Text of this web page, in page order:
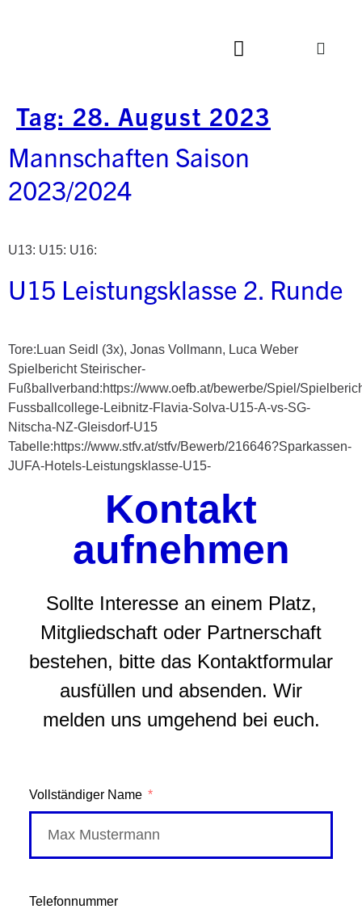
Tag: 28. August 2023
Mannschaften Saison
2023/2024
U13: U15: U16:
U15 Leistungsklasse 2. Runde
Tore:Luan Seidl (3x), Jonas Vollmann, Luca Weber
Spielbericht Steirischer-
Fußballverband:https://www.oefb.at/bewerbe/Spiel/
Fussballcollege-Leibnitz-Flavia-Solva-U15-A-vs-SG-
Nitscha-NZ-Gleisdorf-U15
Tabelle:https://www.stfv.at/stfv/Bewerb/216646?Sparkassen-
JUFA-Hotels-Leistungsklasse-U15-
Kontakt
aufnehmen
Sollte Interesse an einem Platz,
Mitgliedschaft oder Partnerschaft
bestehen, bitte das Kontaktformular
ausfüllen und absenden. Wir
melden uns umgehend bei euch.
Vollständiger Name
Telefonnummer